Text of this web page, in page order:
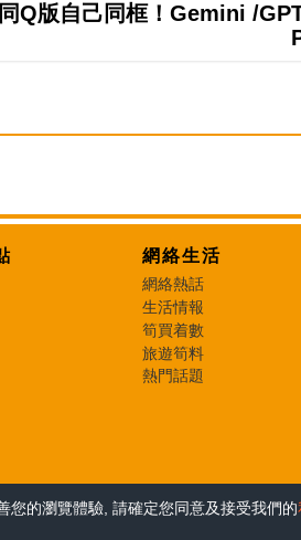
您的瀏覽體驗, 請確定您同意及接受我們的
Q版自己同框！Gemini /
網絡生活
網絡熱話
生活情報
筍買着數
旅遊筍料
熱門話題